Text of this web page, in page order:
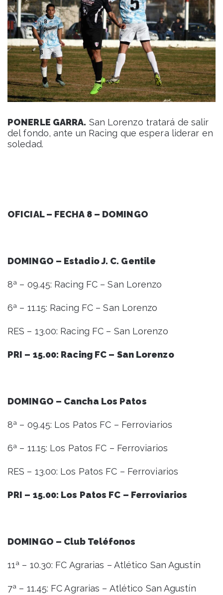
PONERLE GARRA. San Lorenzo tratará de salir
del fondo, ante un Racing que espera liderar en
soledad.
OFICIAL – FECHA 8 – DOMINGO
DOMINGO – Estadio J. C. Gentile
8ª – 09.45: Racing FC – San Lorenzo
6ª – 11.15: Racing FC – San Lorenzo
RES – 13.00: Racing FC – San Lorenzo
PRI – 15.00: Racing FC – San Lorenzo
DOMINGO – Cancha Los Patos
8ª – 09.45: Los Patos FC – Ferroviarios
6ª – 11.15: Los Patos FC – Ferroviarios
RES – 13.00: Los Patos FC – Ferroviarios
PRI – 15.00: Los Patos FC – Ferroviarios
DOMINGO – Club Teléfonos
11ª – 10.30: FC Agrarias – Atlético San Agustín
7ª – 11.45: FC Agrarias – Atlético San Agustín